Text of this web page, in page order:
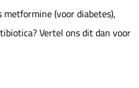
(voor diabetes),
Vertel ons dit dan voor